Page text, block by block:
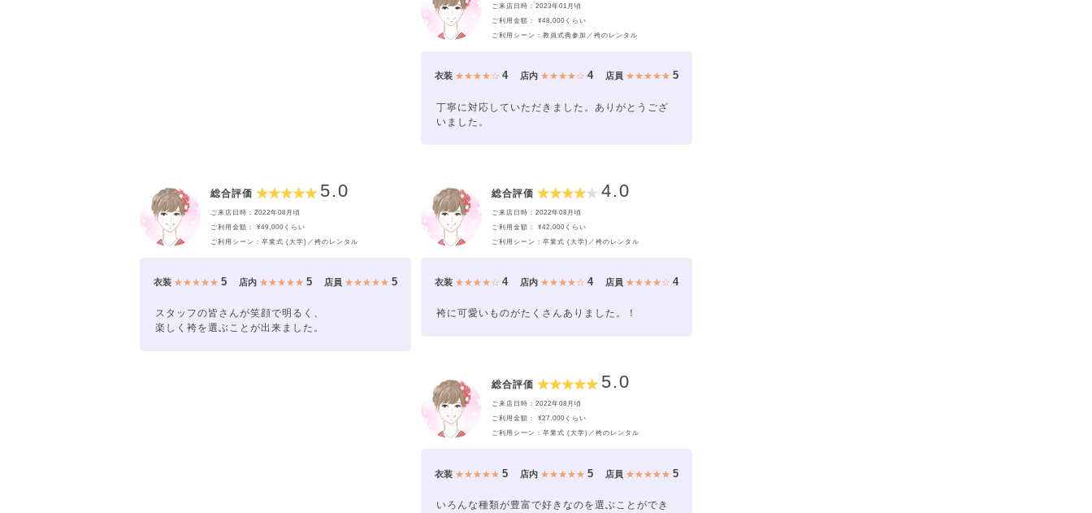
ご来店日時：2023年01月頃
ご利用金額： ¥48,000くらい
ご利用シーン：教員式典参加／袴のレンタル
衣装 ★★★★☆4 店内 ★★★★☆ 4 店員 ★★★★★ 5
丁寧に対応していただきました。ありがとうござ
いました。
総合評価 5.0
ご来店日時：2022年08月頃
ご利用金額： ¥49,000くらい
ご利用シーン：卒業式 (大学)／袴のレンタル
衣装 ★★★★★5 店内 ★★★★★ 5 店員 ★★★★★ 5
スタッフの皆さんが笑顔で明るく、
楽しく袴を選ぶことが出来ました。
総合評価 4.0
ご来店日時：2022年08月頃
ご利用金額： ¥42,000くらい
ご利用シーン：卒業式 (大学)／袴のレンタル
衣装 ★★★★☆4 店内 ★★★★☆ 4 店員 ★★★★☆ 4
袴に可愛いものがたくさんありました。！
総合評価 5.0
ご来店日時：2022年08月頃
ご利用金額： ¥27,000くらい
ご利用シーン：卒業式 (大学)／袴のレンタル
衣装 ★★★★★5 店内 ★★★★★ 5 店員 ★★★★★ 5
いろんな種類が豊富で好きなのを選ぶことができ